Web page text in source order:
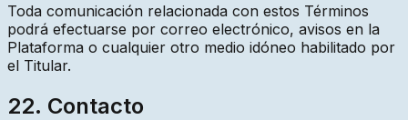
Toda comunicación relacionada con estos Términos
podrá efectuarse por correo electrónico, avisos en la
Plataforma o cualquier otro medio idóneo habilitado por
el Titular.
22. Contacto